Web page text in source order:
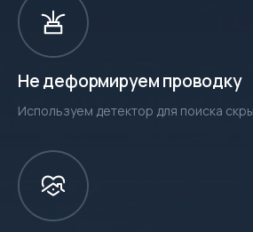
Не деформируем проводку
Используем детектор для поиска